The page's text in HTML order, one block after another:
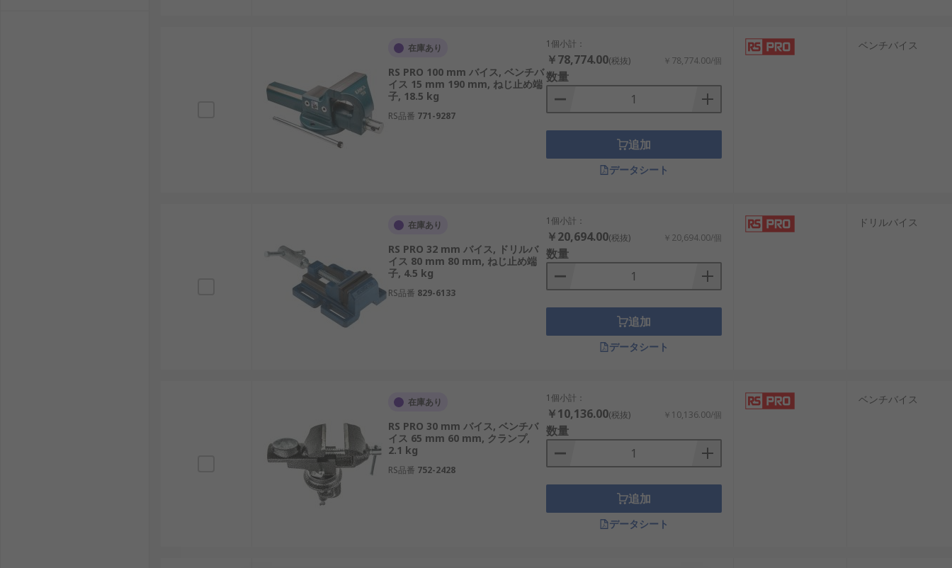
在庫あり
RS PRO 100 mm バイス, ベンチバ
イス 15 mm 190 mm, ねじ止め端
子, 18.5 kg
RS品番 771-9287
1個小計：
￥78,774.00(税抜) ￥78,774.00/個
数量
追加
データシート
ベンチバイス
在庫あり
RS PRO 32 mm バイス, ドリルバ
イス 80 mm 80 mm, ねじ止め端
子, 4.5 kg
RS品番 829-6133
1個小計：
￥20,694.00(税抜) ￥20,694.00/個
数量
追加
データシート
ドリルバイス
在庫あり
RS PRO 30 mm バイス, ベンチバ
イス 65 mm 60 mm, クランプ,
2.1 kg
RS品番 752-2428
1個小計：
￥10,136.00(税抜) ￥10,136.00/個
数量
追加
データシート
ベンチバイス